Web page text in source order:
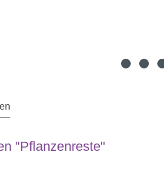
"Pflanzenreste"